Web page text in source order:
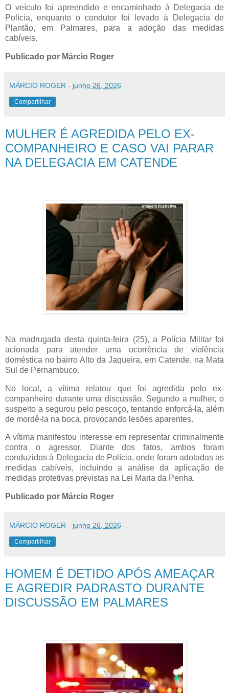
O veículo foi apreendido e encaminhado à Delegacia de
Polícia, enquanto o condutor foi levado à Delegacia de
Plantão, em Palmares, para a adoção das medidas
cabíveis.
Publicado por Márcio Roger
MÁRCIO ROGER - junho 26, 2026
Compartilhar
MULHER É AGREDIDA PELO EX-
COMPANHEIRO E CASO VAI PARAR
NA DELEGACIA EM CATENDE
Na madrugada desta quinta-feira (25), a Polícia Militar foi
acionada para atender uma ocorrência de violência
doméstica no bairro Alto da Jaqueira, em Catende, na Mata
Sul de Pernambuco.
No local, a vítima relatou que foi agredida pelo ex-
companheiro durante uma discussão. Segundo a mulher, o
suspeito a segurou pelo pescoço, tentando enforcá-la, além
de mordê-la na boca, provocando lesões aparentes.
A vítima manifestou interesse em representar criminalmente
contra o agressor. Diante dos fatos, ambos foram
conduzidos à Delegacia de Polícia, onde foram adotadas as
medidas cabíveis, incluindo a análise da aplicação de
medidas protetivas previstas na Lei Maria da Penha.
Publicado por Márcio Roger
MÁRCIO ROGER - junho 26, 2026
Compartilhar
HOMEM É DETIDO APÓS AMEAÇAR
E AGREDIR PADRASTO DURANTE
DISCUSSÃO EM PALMARES